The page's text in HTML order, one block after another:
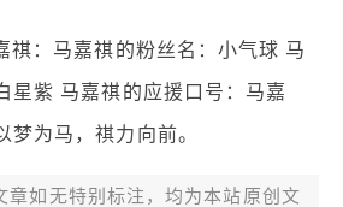
祺：马嘉祺的粉丝名：小气球 马
星紫 马嘉祺的应援口号：马嘉
梦为马，祺力向前。
章如无特别标注，均为本站原创文